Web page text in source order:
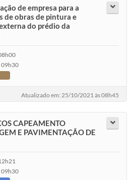
de empresa para a
de obras de pintura e
do prédio da
09h30
Atualizado em: 25/10/2021 às 08h45
CAPEAMENTO
E PAVIMENTAÇÃO DE
09h30